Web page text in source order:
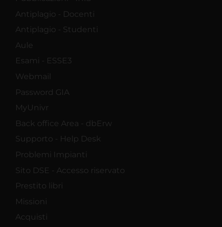
Antiplagio - Docenti
Antiplagio - Studenti
Aule
Esami - ESSE3
Webmail
Password GIA
MyUnivr
Back office Area - dbErw
Supporto - Help Desk
Problemi Impianti
Sito DSE - Accesso riservato
Prestito libri
Missioni
Acquisti